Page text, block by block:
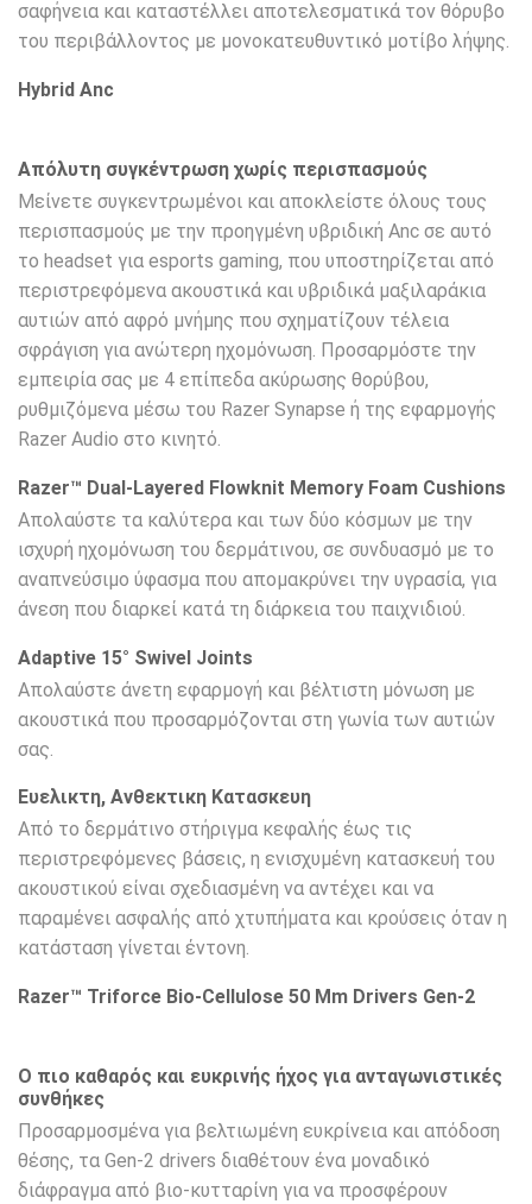
σαφήνεια και καταστέλλει αποτελεσματικά τον θόρυβο
του περιβάλλοντος με μονοκατευθυντικό μοτίβο λήψης.
Hybrid Anc
Απόλυτη συγκέντρωση χωρίς περισπασμούς
Μείνετε συγκεντρωμένοι και αποκλείστε όλους τους
περισπασμούς με την προηγμένη υβριδική Anc σε αυτό
το headset για esports gaming, που υποστηρίζεται από
περιστρεφόμενα ακουστικά και υβριδικά μαξιλαράκια
αυτιών από αφρό μνήμης που σχηματίζουν τέλεια
σφράγιση για ανώτερη ηχομόνωση. Προσαρμόστε την
εμπειρία σας με 4 επίπεδα ακύρωσης θορύβου,
ρυθμιζόμενα μέσω του Razer Synapse ή της εφαρμογής
Razer Audio στο κινητό.
Razer™ Dual-Layered Flowknit Memory Foam Cushions
Απολαύστε τα καλύτερα και των δύο κόσμων με την
ισχυρή ηχομόνωση του δερμάτινου, σε συνδυασμό με το
αναπνεύσιμο ύφασμα που απομακρύνει την υγρασία, για
άνεση που διαρκεί κατά τη διάρκεια του παιχνιδιού.
Adaptive 15° Swivel Joints
Απολαύστε άνετη εφαρμογή και βέλτιστη μόνωση με
ακουστικά που προσαρμόζονται στη γωνία των αυτιών
σας.
Ευελικτη, Ανθεκτικη Κατασκευη
Από το δερμάτινο στήριγμα κεφαλής έως τις
περιστρεφόμενες βάσεις, η ενισχυμένη κατασκευή του
ακουστικού είναι σχεδιασμένη να αντέχει και να
παραμένει ασφαλής από χτυπήματα και κρούσεις όταν η
κατάσταση γίνεται έντονη.
Razer™ Triforce Bio-Cellulose 50 Mm Drivers Gen-2
Ο πιο καθαρός και ευκρινής ήχος για ανταγωνιστικές
συνθήκες
Προσαρμοσμένα για βελτιωμένη ευκρίνεια και απόδοση
θέσης, τα Gen-2 drivers διαθέτουν ένα μοναδικό
διάφραγμα από βιο-κυτταρίνη για να προσφέρουν